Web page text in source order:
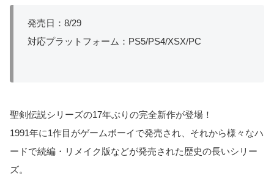
発売日：8/29
対応プラットフォーム：PS5/PS4/XSX/PC
聖剣伝説シリーズの17年ぶりの完全新作が登場！
1991年に1作目がゲームボーイで発売され、それから様々なハ
ードで続編・リメイク版などが発売された歴史の長いシリー
ズ。